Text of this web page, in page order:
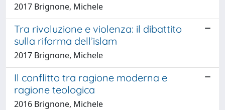
2017 Brignone, Michele
Tra rivoluzione e violenza: il dibattito
sulla riforma dell’islam
2017 Brignone, Michele
Il conflitto tra ragione moderna e
ragione teologica
2016 Brignone, Michele